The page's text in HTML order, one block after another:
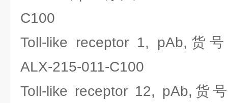
C100
Toll-like receptor 1, pAb,货
ALX-215-011-C100
Toll-like receptor 12, pAb,货